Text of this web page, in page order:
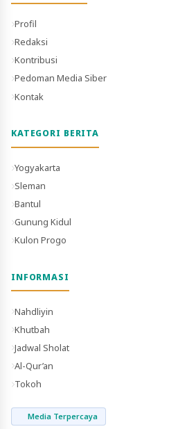
Profil
Redaksi
Kontribusi
Pedoman Media Siber
Kontak
KATEGORI BERITA
Yogyakarta
Sleman
Bantul
Gunung Kidul
Kulon Progo
INFORMASI
Nahdliyin
Khutbah
Jadwal Sholat
Al-Qur’an
Tokoh
Media Terpercaya